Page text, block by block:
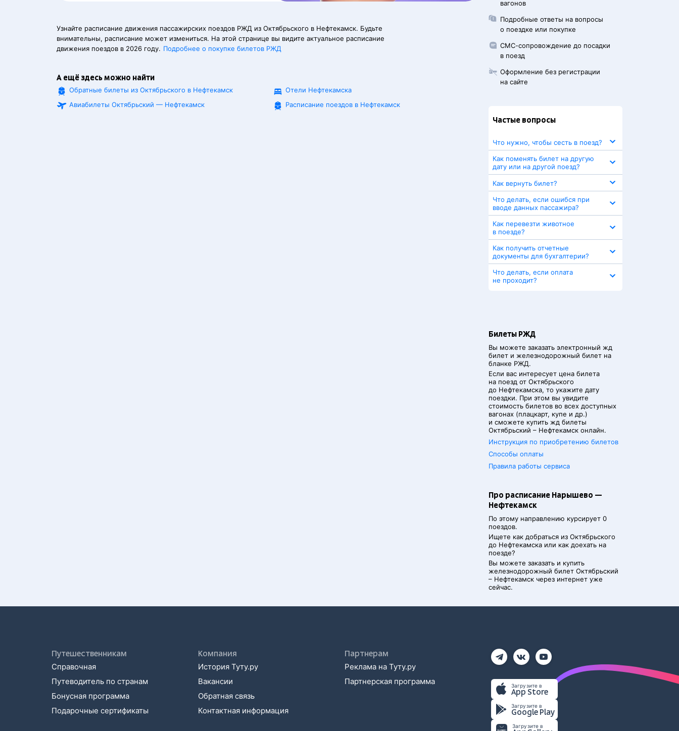
Узнайте расписание движения пассажирских поездов РЖД из Октябрьского в Нефтекамск. Будьте
внимательны, расписание может измениться. На этой странице вы видите актуальное расписание
движения поездов в 2026 году. Подробнее о покупке билетов РЖД
А ещё здесь можно найти
Обратные билеты из Октябрьского в Нефтекамск
Авиабилеты Октябрьский — Нефтекамск
Отели Нефтекамска
Расписание поездов в Нефтекамск
вагонов
Подробные ответы на вопросы
о поездке или покупке
СМС-сопровождение до посадки
в поезд
Оформление без регистрации
на сайте
Частые вопросы
Что нужно, чтобы сесть в поезд?
Как поменять билет на другую
дату или на другой поезд?
Как вернуть билет?
Что делать, если ошибся при
вводе данных пассажира?
Как перевезти животное
в поезде?
Как получить отчетные
документы для бухгалтерии?
Что делать, если оплата
не проходит?
Билеты РЖД
Вы можете заказать электронный жд
билет и железнодорожный билет на
бланке РЖД.
Если вас интересует цена билета
на поезд от Октябрьского
до Нефтекамска, то укажите дату
поездки. При этом вы увидите
стоимость билетов во всех доступных
вагонах (плацкарт, купе и др.)
и сможете купить жд билеты
Октябрьский – Нефтекамск онлайн.
Инструкция по приобретению билетов
Способы оплаты
Правила работы сервиса
Про расписание Нарышево —
Нефтекамск
По этому направлению курсирует 0
поездов.
Ищете как добраться из Октябрьского
до Нефтекамска или как доехать на
поезде?
Вы можете заказать и купить
железнодорожный билет Октябрьский
– Нефтекамск через интернет уже
сейчас.
Путешественникам
Справочная
Путеводитель по странам
Бонусная программа
Подарочные сертификаты
Компания
История Туту.ру
Вакансии
Обратная связь
Контактная информация
Партнерам
Реклама на Туту.ру
Партнерская программа
Загрузите в
App Store
Загрузите в
Google Play
Загрузите в